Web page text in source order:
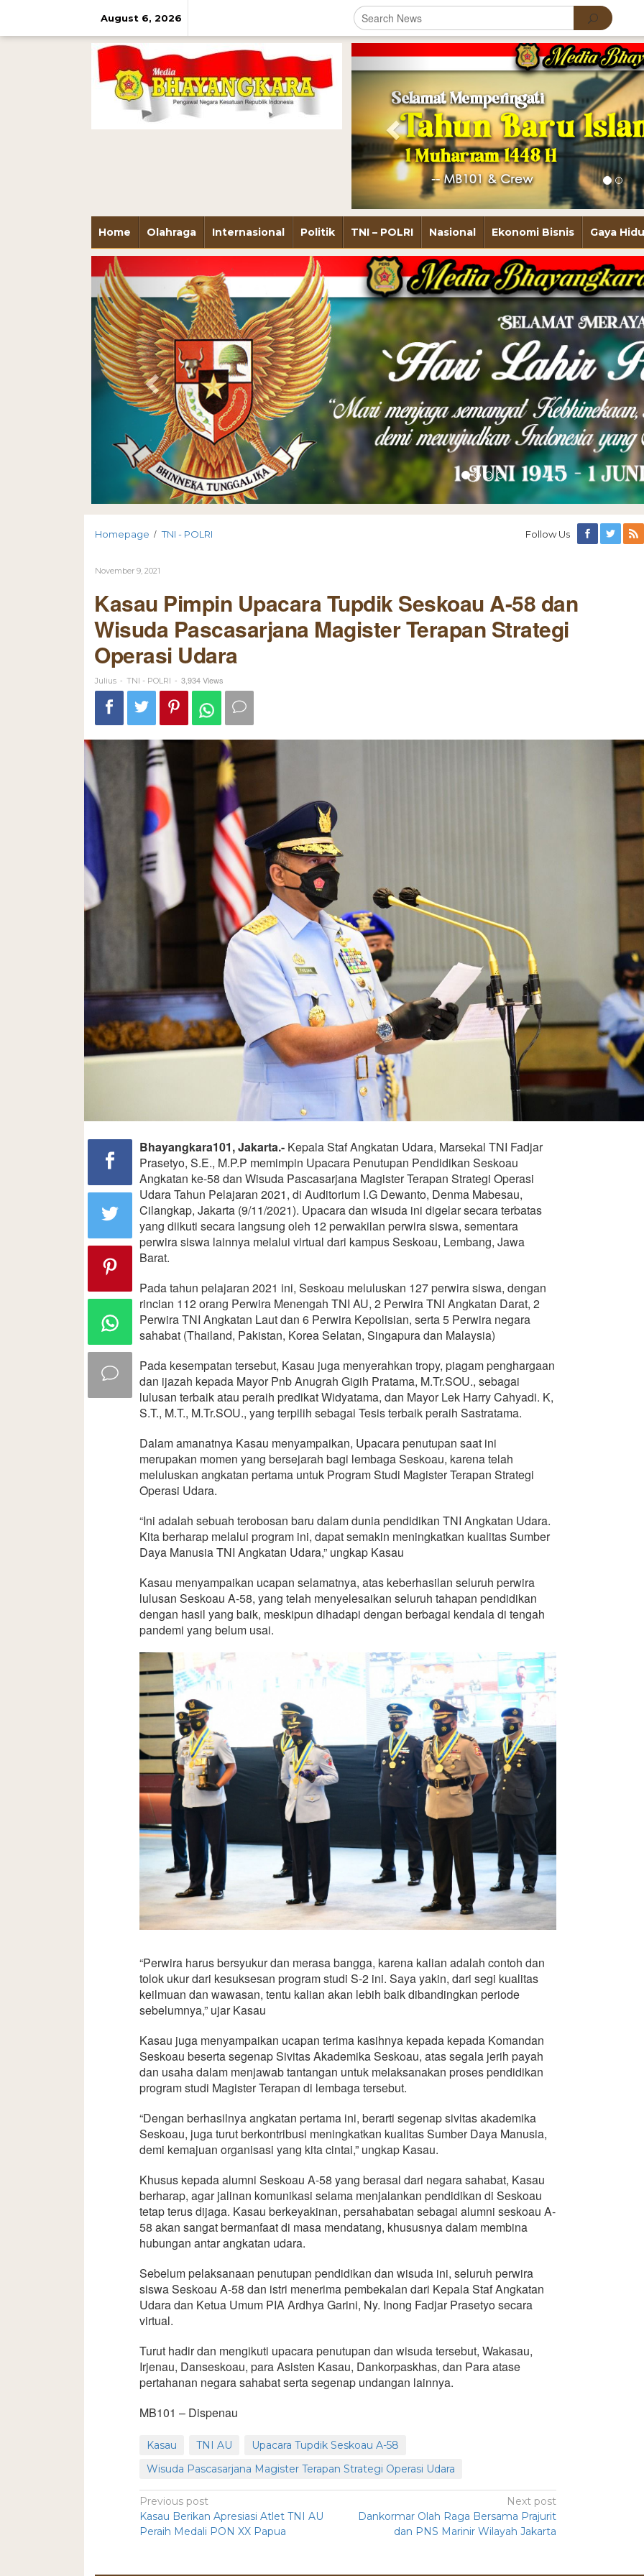
August 6, 2026
Previous
Home Olahraga Internasional Politik TNI – POLRI Nasional Ekonomi Bisnis Gaya
Homepage / TNI - POLRI Follow Us
November 9, 2021
Kasau Pimpin Upacara Tupdik Seskoau A-58 dan
Wisuda Pascasarjana Magister Terapan Strategi
Operasi Udara
Julius - TNI - POLRI - 3,934 Views
Bhayangkara101, Jakarta.-Kepala Staf Angkatan Udara, Marsekal TNI Fadjar
Prasetyo, S.E., M.P.P memimpin Upacara Penutupan Pendidikan Seskoau
Angkatan ke-58 dan Wisuda Pascasarjana Magister Terapan Strategi Operasi
Udara Tahun Pelajaran 2021, di Auditorium I.G Dewanto, Denma Mabesau,
Cilangkap, Jakarta (9/11/2021). Upacara dan wisuda ini digelar secara terbatas
yang diikuti secara langsung oleh 12 perwakilan perwira siswa, sementara
perwira siswa lainnya melalui virtual dari kampus Seskoau, Lembang, Jawa
Barat.
Pada tahun pelajaran 2021 ini, Seskoau meluluskan 127 perwira siswa, dengan
rincian 112 orang Perwira Menengah TNI AU, 2 Perwira TNI Angkatan Darat, 2
Perwira TNI Angkatan Laut dan 6 Perwira Kepolisian, serta 5 Perwira negara
sahabat (Thailand, Pakistan, Korea Selatan, Singapura dan Malaysia)
Pada kesempatan tersebut, Kasau juga menyerahkan tropy, piagam penghargaan
dan ijazah kepada Mayor Pnb Anugrah Gigih Pratama, M.Tr.SOU., sebagai
lulusan terbaik atau peraih predikat Widyatama, dan Mayor Lek Harry Cahyadi. K,
S.T., M.T., M.Tr.SOU., yang terpilih sebagai Tesis terbaik peraih Sastratama.
Dalam amanatnya Kasau menyampaikan, Upacara penutupan saat ini
merupakan momen yang bersejarah bagi lembaga Seskoau, karena telah
meluluskan angkatan pertama untuk Program Studi Magister Terapan Strategi
Operasi Udara.
“Ini adalah sebuah terobosan baru dalam dunia pendidikan TNI Angkatan Udara.
Kita berharap melalui program ini, dapat semakin meningkatkan kualitas Sumber
Daya Manusia TNI Angkatan Udara,” ungkap Kasau
Kasau menyampaikan ucapan selamatnya, atas keberhasilan seluruh perwira
lulusan Seskoau A-58, yang telah menyelesaikan seluruh tahapan pendidikan
dengan hasil yang baik, meskipun dihadapi dengan berbagai kendala di tengah
pandemi yang belum usai.
“Perwira harus bersyukur dan merasa bangga, karena kalian adalah contoh dan
tolok ukur dari kesuksesan program studi S-2 ini. Saya yakin, dari segi kualitas
keilmuan dan wawasan, tentu kalian akan lebih baik dibandingkan periode
sebelumnya,” ujar Kasau
Kasau juga menyampaikan ucapan terima kasihnya kepada kepada Komandan
Seskoau beserta segenap Sivitas Akademika Seskoau, atas segala jerih payah
dan usaha dalam menjawab tantangan untuk melaksanakan proses pendidikan
program studi Magister Terapan di lembaga tersebut.
“Dengan berhasilnya angkatan pertama ini, berarti segenap sivitas akademika
Seskoau, juga turut berkontribusi meningkatkan kualitas Sumber Daya Manusia,
demi kemajuan organisasi yang kita cintai,” ungkap Kasau.
Khusus kepada alumni Seskoau A-58 yang berasal dari negara sahabat, Kasau
berharap, agar jalinan komunikasi selama menjalankan pendidikan di Seskoau
tetap terus dijaga. Kasau berkeyakinan, persahabatan sebagai alumni seskoau A-
58 akan sangat bermanfaat di masa mendatang, khususnya dalam membina
hubungan antar angkatan udara.
Sebelum pelaksanaan penutupan pendidikan dan wisuda ini, seluruh perwira
siswa Seskoau A-58 dan istri menerima pembekalan dari Kepala Staf Angkatan
Udara dan Ketua Umum PIA Ardhya Garini, Ny. Inong Fadjar Prasetyo secara
virtual.
Turut hadir dan mengikuti upacara penutupan dan wisuda tersebut, Wakasau,
Irjenau, Danseskoau, para Asisten Kasau, Dankorpaskhas, dan Para atase
pertahanan negara sahabat serta segenap undangan lainnya.
MB101 – Dispenau
Kasau TNI AU
Upacara Tupdik Seskoau A-58
Wisuda Pascasarjana Magister Terapan Strategi Operasi Udara
Previous post
Kasau Berikan Apresiasi Atlet TNI AU
Peraih Medali PON XX Papua
Next post
Dankormar Olah Raga Bersama Prajurit
dan PNS Marinir Wilayah Jakarta